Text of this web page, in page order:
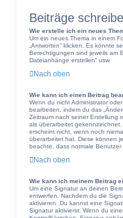
Beiträge
Wie erstelle ich ein neues
Um ein neues Thema in einem
„Antworten“ klicken. Es könnte
Berechtigungen sind jeweils am
Dateianhänge erstellen“ usw.
Nach oben
Wie kann ich einen Beitrag
Wenn du nicht Administrator
bearbeiten, indem du das
Zeitraum nach seiner Erstellung
als überarbeitet
erscheint nicht, wenn noch
überarbeitet hat. Diese können
beachte, dass normale
Nach oben
Wie kann ich meinem Beitrag
Um eine Signatur an deinen
entwerfen. Nachdem du die
aktivieren. Du kannst eine
Signatur aktivierst. Wenn du